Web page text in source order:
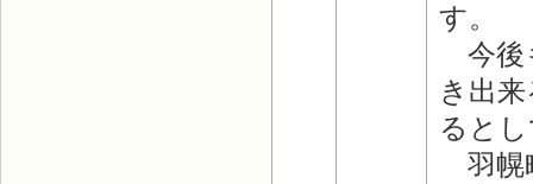
す。
今後
き出
ると
羽幌